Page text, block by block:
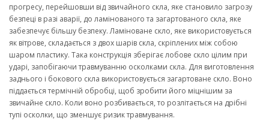
прогресу, перейшовши від звичайного скла, яке становило загрозу
безпеці в разі аварії, до ламінованого та загартованого скла, яке
забезпечує більшу безпеку. Ламіноване скло, яке використовується
як вітрове, складається з двох шарів скла, скріплених між собою
шаром пластику. Така конструкція зберігає лобове скло цілим при
ударі, запобігаючи травмуванню осколками скла. Для виготовлення
заднього і бокового скла використовується загартоване скло. Воно
піддається термічній обробці, щоб зробити його міцнішим за
звичайне скло. Коли воно розбивається, то розлітається на дрібні
тупі осколки, що зменшує ризик травмування.